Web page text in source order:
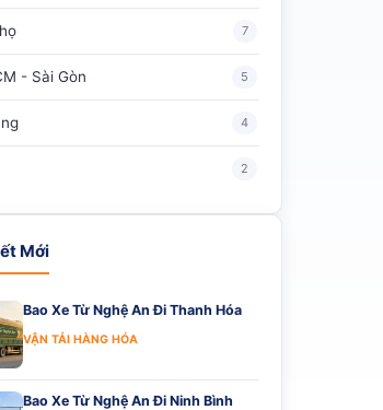
7
- Sài Gòn 5
4
2
Mới
Bao Xe Từ Nghệ An Đi Thanh Hóa
VẬN TẢI HÀNG HÓA
Bao Xe Từ Nghệ An Đi Ninh Bình